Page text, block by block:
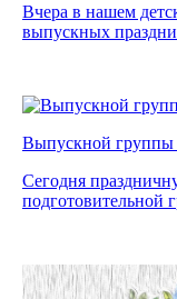
Вчера в нашем
выпускных
Выпускной группы
Сегодня
подготовительной